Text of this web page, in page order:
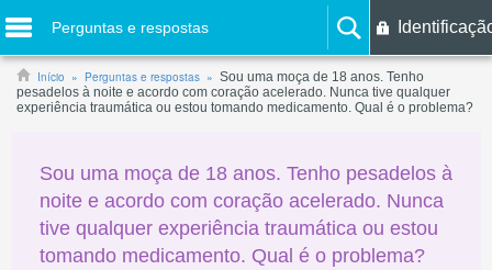
Perguntas e respostas
Início Perguntas e respostas
Sou uma moça de 18 anos. Tenho
pesadelos à noite e acordo com coração acelerado. Nunca tive qualquer
experiência traumática ou estou tomando medicamento. Qual é o problema?
Sou uma moça de 18 anos. Tenho pesadelos à
noite e acordo com coração acelerado. Nunca
tive qualquer experiência traumática ou estou
tomando medicamento. Qual é o problema?